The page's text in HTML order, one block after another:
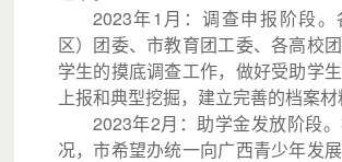
2023年1月：调查申报阶段。
区）团委、市教育团工委、各高校
学生的摸底调查工作，做好受助学
上报和典型挖掘，建立完善的档案材
2023年2月：助学金发放阶段
况，市希望办统一向广西青少年发